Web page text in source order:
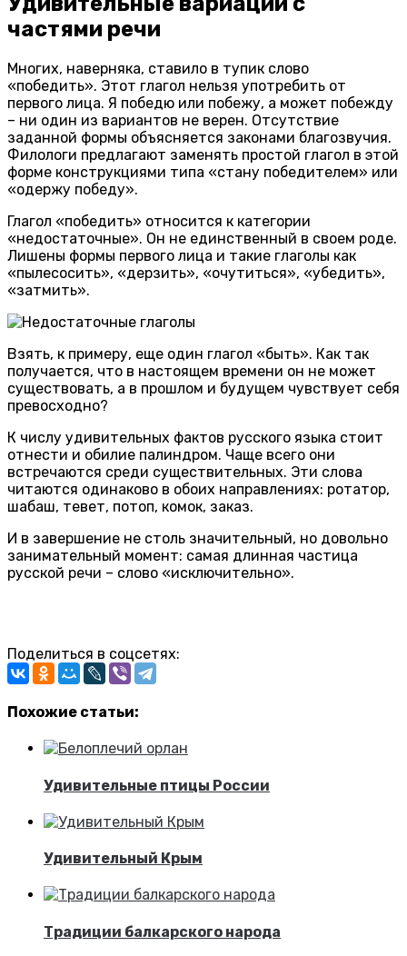
частями речи
Многих, наверняка, ставило в тупик слово
«победить». Этот глагол нельзя употребить от
первого лица. Я победю или побежу, а может побежду
– ни один из вариантов не верен. Отсутствие
заданной формы объясняется законами благозвучия.
Филологи предлагают заменять простой глагол в этой
форме конструкциями типа «стану победителем» или
«одержу победу».
Глагол «победить» относится к категории
«недостаточные». Он не единственный в своем роде.
Лишены формы первого лица и такие глаголы как
«пылесосить», «дерзить», «очутиться», «убедить»,
«затмить».
Взять, к примеру, еще один глагол «быть». Как так
получается, что в настоящем времени он не может
существовать, а в прошлом и будущем чувствует себя
превосходно?
К числу удивительных фактов русского языка стоит
отнести и обилие палиндром. Чаще всего они
встречаются среди существительных. Эти слова
читаются одинаково в обоих направлениях: ротатор,
шабаш, тевет, потоп, комок, заказ.
И в завершение не столь значительный, но довольно
занимательный момент: самая длинная частица
русской речи – слово «исключительно».
Поделиться в соцсетях:
Похожие статьи:
Удивительные птицы России
Удивительный Крым
Традиции балкарского народа